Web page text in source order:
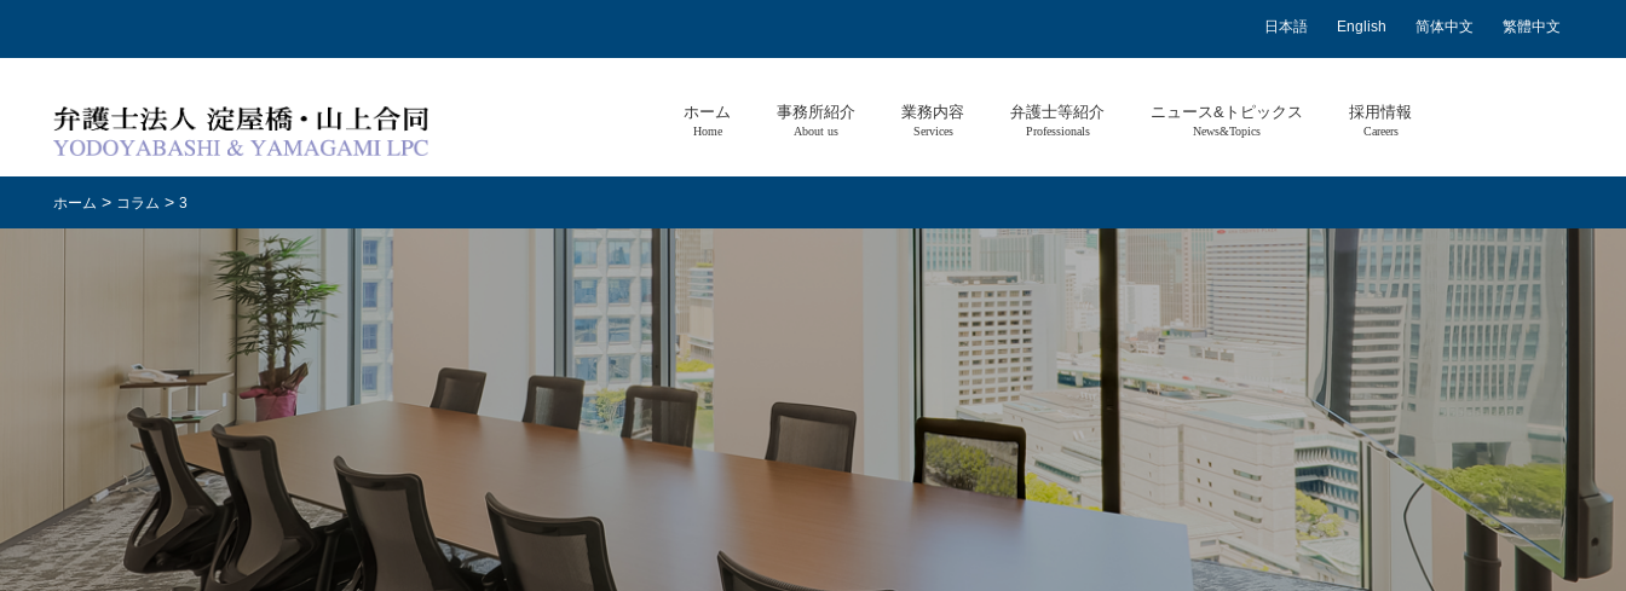
日本語 English 简体中文 繁體中文
ホーム
Home
事務所紹介
About us
業務内容
Services
弁護士等紹介
Professionals
ニュース&トピックス
News&Topics
採用情報
Careers
ホーム > コラム > 3